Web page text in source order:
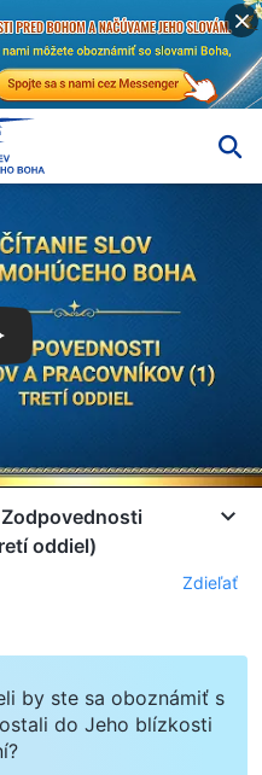
oddiel)
Zdieľať
by ste sa oboznámiť s
do Jeho blízkosti